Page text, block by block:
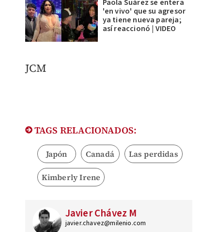
Paola Suárez se entera
'en vivo' que su agresor
ya tiene nueva pareja;
así reaccionó | VIDEO
JCM
TAGS RELACIONADOS:
Japón Canadá Las perdidas
Kimberly Irene
Javier Chávez M
javier.chavez@milenio.com